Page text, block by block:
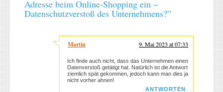
Adresse beim Online-Shopping ein –
Datenschutzverstoß des Unternehmens?”
Martin 9. Mai 2023 at 07:33
Ich finde auch nicht, dass das Unternehmen einen
Datenverstoß getätigt hat. Natürlich ist die Antwort
ziemlich spät gekommen, jedoch kann man dies ja
nicht vorher ahnen!
ANTWORTEN